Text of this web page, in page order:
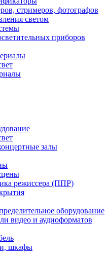
стримеров, фотографов
светом
приборов
залы
режиссера (ППР)
оборудование
видео и аудиоформатов
шкафы